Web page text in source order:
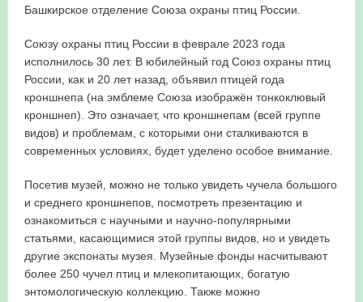
Башкирское отделение Союза охраны птиц России.
Союзу охраны птиц России в феврале 2023 года
исполнилось 30 лет. В юбилейный год Союз охраны птиц
России, как и 20 лет назад, объявил птицей года
кроншнепа (на эмблеме Союза изображён тонкоклювый
кроншнеп). Это означает, что кроншнепам (всей группе
видов) и проблемам, с которыми они сталкиваются в
современных условиях, будет уделено особое внимание.
Посетив музей, можно не только увидеть чучела большого
и среднего кроншнепов, посмотреть презентацию и
ознакомиться с научными и научно-популярными
статьями, касающимися этой группы видов, но и увидеть
другие экспонаты музея. Музейные фонды насчитывают
более 250 чучел птиц и млекопитающих, богатую
энтомологическую коллекцию. Также можно